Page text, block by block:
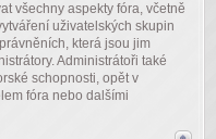
všechny aspekty fóra, včetně
uživatelských skupin
která jsou jim
Administrátoři také
schopnosti, opět v
fóra nebo dalšími